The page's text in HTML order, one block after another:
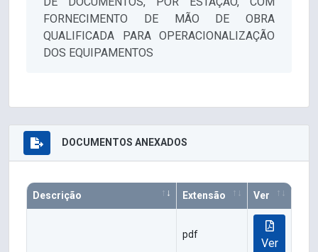
FORNECIMENTO DE MÃO DE OBRA
QUALIFICADA PARA OPERACIONALIZAÇÃO
DOS EQUIPAMENTOS
DOCUMENTOS ANEXADOS
Descrição Extensão Ver
pdf
Ver